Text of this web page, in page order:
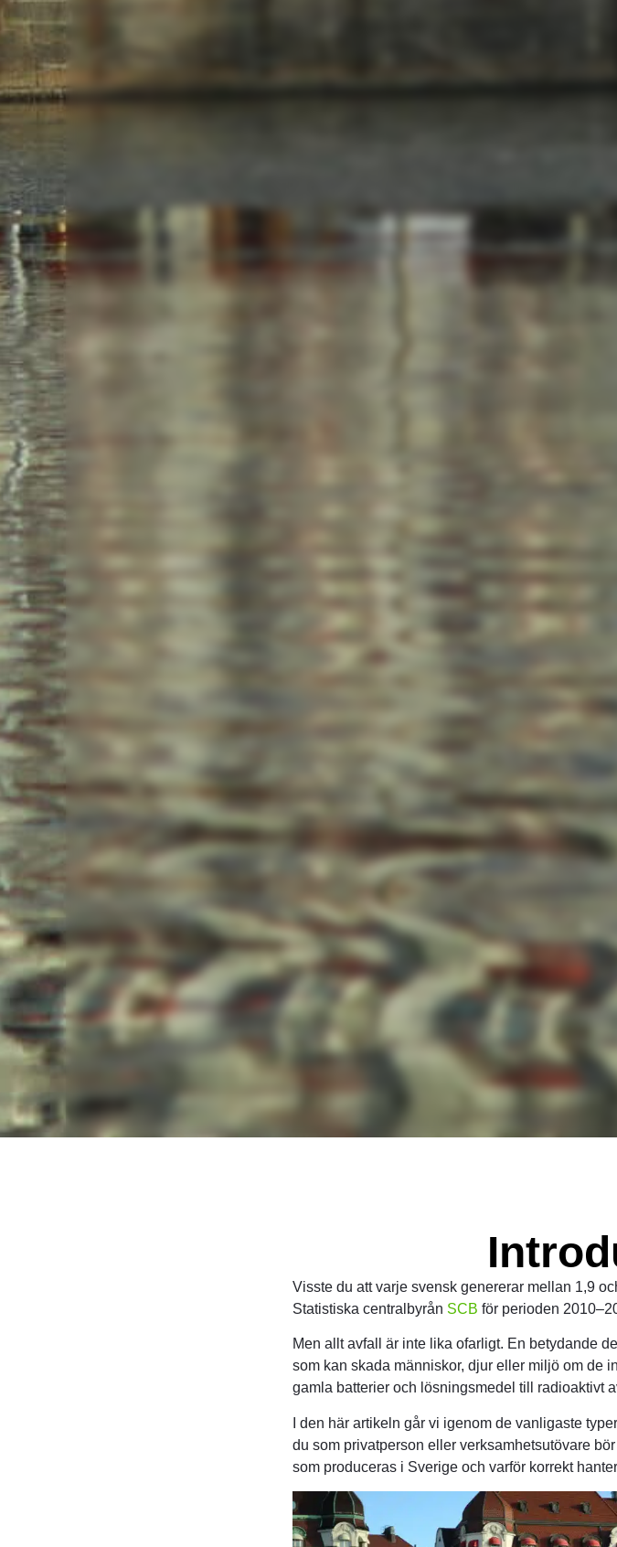
Visste du att varje svensk genererar mellan 1,9
Statistiska centralbyrån SCB för perioden
Men allt avfall är inte lika ofarligt. En betydande
som kan skada människor, djur eller miljö om de
gamla batterier och lösningsmedel till radioaktivt
I den här artikeln går vi igenom de vanligaste
du som privatperson eller verksamhetsutövare
som produceras i Sverige och varför korrekt